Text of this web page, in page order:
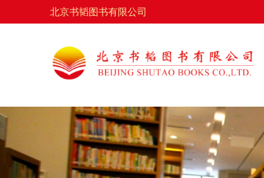
北京书韬图书有限公司